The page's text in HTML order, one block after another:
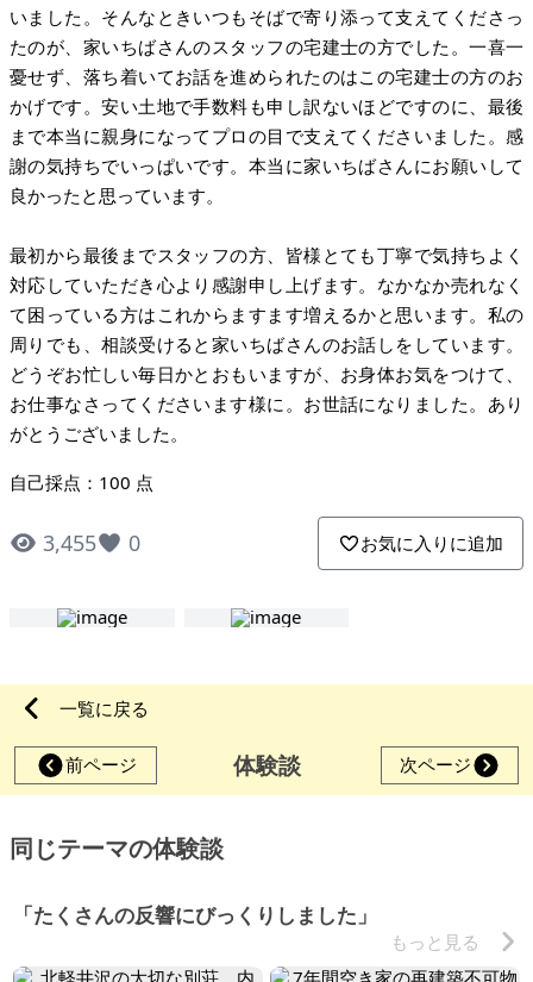
いました。そんなときいつもそばで寄り添って支えてくださっ
たのが、家いちばさんのスタッフの宅建士の方でした。一喜一
憂せず、落ち着いてお話を進められたのはこの宅建士の方のお
かげです。安い土地で手数料も申し訳ないほどですのに、最後
まで本当に親身になってプロの目で支えてくださいました。感
謝の気持ちでいっぱいです。本当に家いちばさんにお願いして
良かったと思っています。
最初から最後までスタッフの方、皆様とても丁寧で気持ちよく
対応していただき心より感謝申し上げます。なかなか売れなく
て困っている方はこれからますます増えるかと思います。私の
周りでも、相談受けると家いちばさんのお話しをしています。
どうぞお忙しい毎日かとおもいますが、お身体お気をつけて、
お仕事なさってくださいます様に。お世話になりました。あり
がとうございました。
自己採点：100 点
3,455 0 お気に入りに追加
一覧に戻る
前ページ 体験談 次ページ
同じテーマの体験談
「たくさんの反響にびっくりしました」
もっと見る